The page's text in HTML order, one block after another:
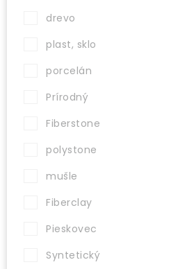
drevo
plast, sklo
porcelán
Prírodný
Fiberstone
polystone
mušle
Fiberclay
Pieskovec
Syntetický